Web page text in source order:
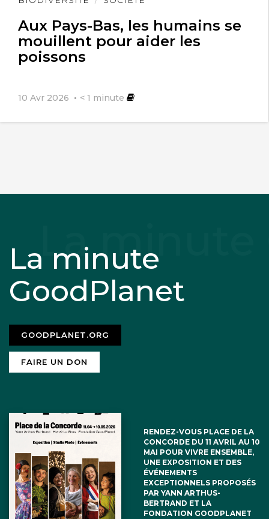
Aux Pays-Bas, les humains se
mouillent pour aider les
poissons
10 Avr 2026 < 1 minute
La minute
GoodPlanet
GOODPLANET.ORG
FAIRE UN DON
RENDEZ-VOUS PLACE DE LA
CONCORDE DU 11 AVRIL AU 10
MAI POUR VIVRE ENSEMBLE,
UNE EXPOSITION ET DES
ÉVÉNEMENTS
EXCEPTIONNELS PROPOSÉS
PAR YANN ARTHUS-
BERTRAND ET LA
FONDATION GOODPLANET